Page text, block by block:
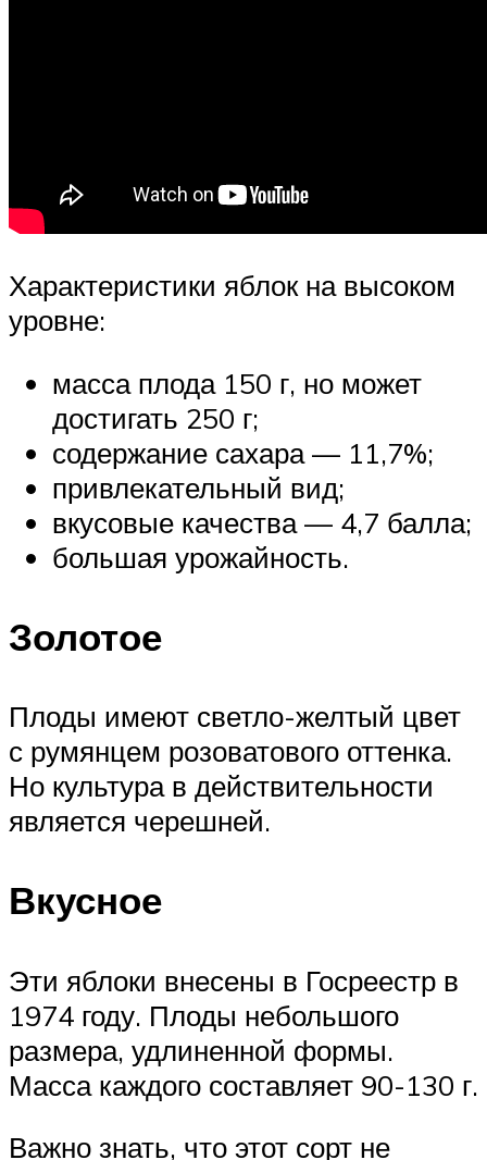
Характеристики яблок на высоком
уровне:
масса плода 150 г, но может
достигать 250 г;
содержание сахара — 11,7%;
привлекательный вид;
вкусовые качества — 4,7 балла;
большая урожайность.
Золотое
Плоды имеют светло-желтый цвет
с румянцем розоватового оттенка.
Но культура в действительности
является черешней.
Вкусное
Эти яблоки внесены в Госреестр в
1974 году. Плоды небольшого
размера, удлиненной формы.
Масса каждого составляет 90-130 г.
Важно знать, что этот сорт не